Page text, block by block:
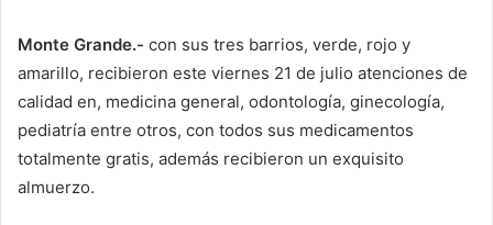
Monte Grande.- con sus tres barrios, verde, rojo y
amarillo, recibieron este viernes 21 de julio atenciones de
calidad en, medicina general, odontología, ginecología,
pediatría entre otros, con todos sus medicamentos
totalmente gratis, además recibieron un exquisito
almuerzo.